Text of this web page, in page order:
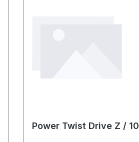
Power Twist Drive Z / 10